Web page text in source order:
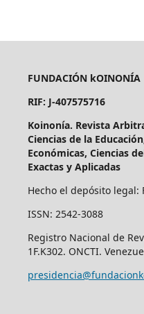
FUNDACIÓN kOINONÍA
RIF: J-407575716
Koinonía. Revista
Ciencias de la
Económicas, Ciencias
Exactas y Aplicadas
Hecho el depósito legal:
ISSN: 2542-3088
Registro Nacional de
1F.K302. ONCTI.